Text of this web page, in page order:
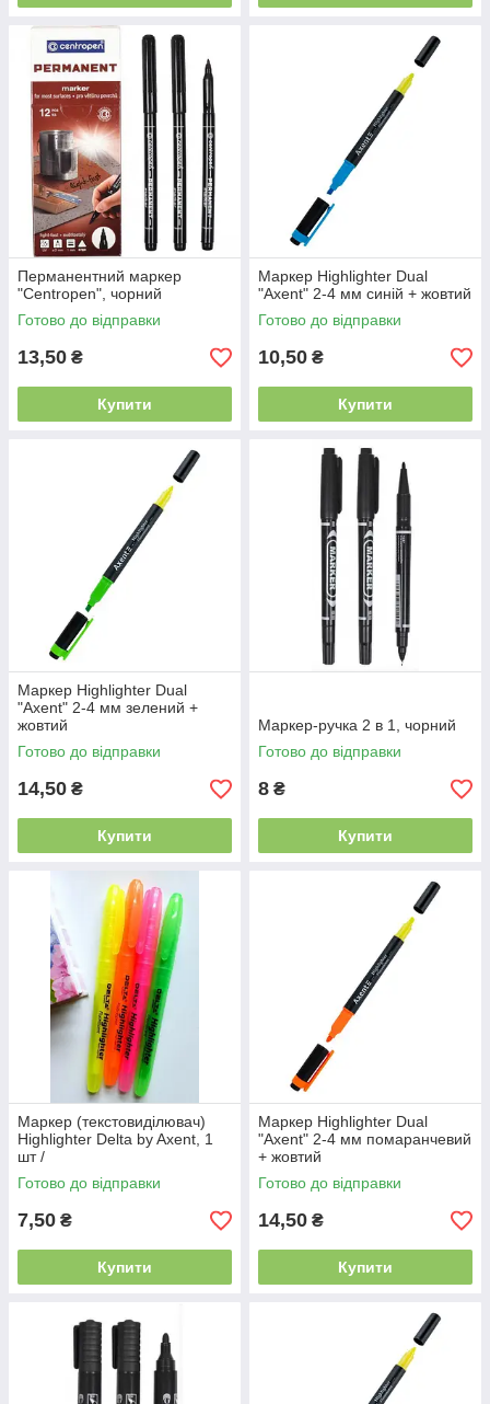
Перманентний маркер
"Centropen", чорний
Готово до відправки
13,50 ₴
Купити
Маркер Highlighter Dual
"Axent" 2-4 мм синій + жовтий
Готово до відправки
10,50 ₴
Купити
Маркер Highlighter Dual
"Axent" 2-4 мм зелений +
жовтий
Готово до відправки
14,50 ₴
Купити
Маркер-ручка 2 в 1, чорний
Готово до відправки
8 ₴
Купити
Маркер (текстовиділювач)
Highlighter Delta by Axent, 1
шт /
Готово до відправки
7,50 ₴
Купити
Маркер Highlighter Dual
"Axent" 2-4 мм помаранчевий
+ жовтий
Готово до відправки
14,50 ₴
Купити